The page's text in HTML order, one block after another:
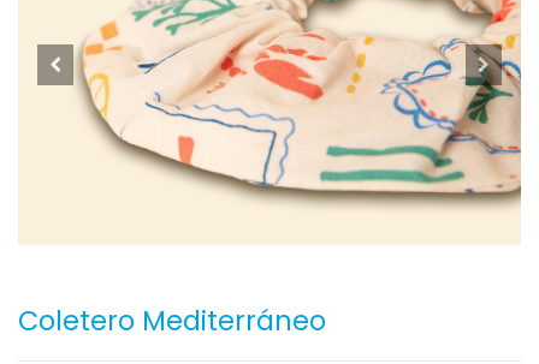
Coletero Mediterráneo